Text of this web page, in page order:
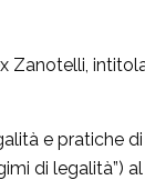
Zanotelli,
e pratiche
di legalità”)